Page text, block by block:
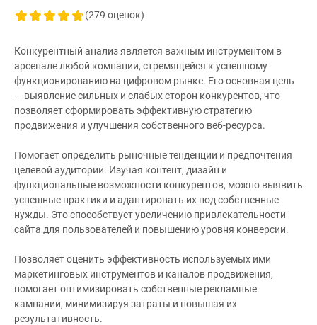
(279 оценок)
Конкурентный анализ является важным инструментом в
арсенале любой компании, стремящейся к успешному
функционированию на цифровом рынке. Его основная цель
— выявление сильных и слабых сторон конкурентов, что
позволяет сформировать эффективную стратегию
продвижения и улучшения собственного веб-ресурса.
Помогает определить рыночные тенденции и предпочтения
целевой аудитории. Изучая контент, дизайн и
функциональные возможности конкурентов, можно выявить
успешные практики и адаптировать их под собственные
нужды. Это способствует увеличению привлекательности
сайта для пользователей и повышению уровня конверсии.
Позволяет оценить эффективность используемых ими
маркетинговых инструментов и каналов продвижения,
помогает оптимизировать собственные рекламные
кампании, минимизируя затраты и повышая их
результативность.